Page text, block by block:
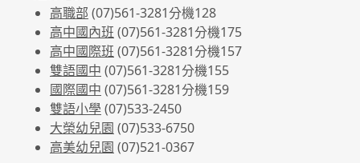
高職部 (07)561-3281分機128
高中國內班 (07)561-3281分機175
高中國際班 (07)561-3281分機157
雙語國中 (07)561-3281分機155
國際國中 (07)561-3281分機159
雙語小學(07)533-2450
大榮幼兒園 (07)533-6750
高美幼兒園 (07)521-0367